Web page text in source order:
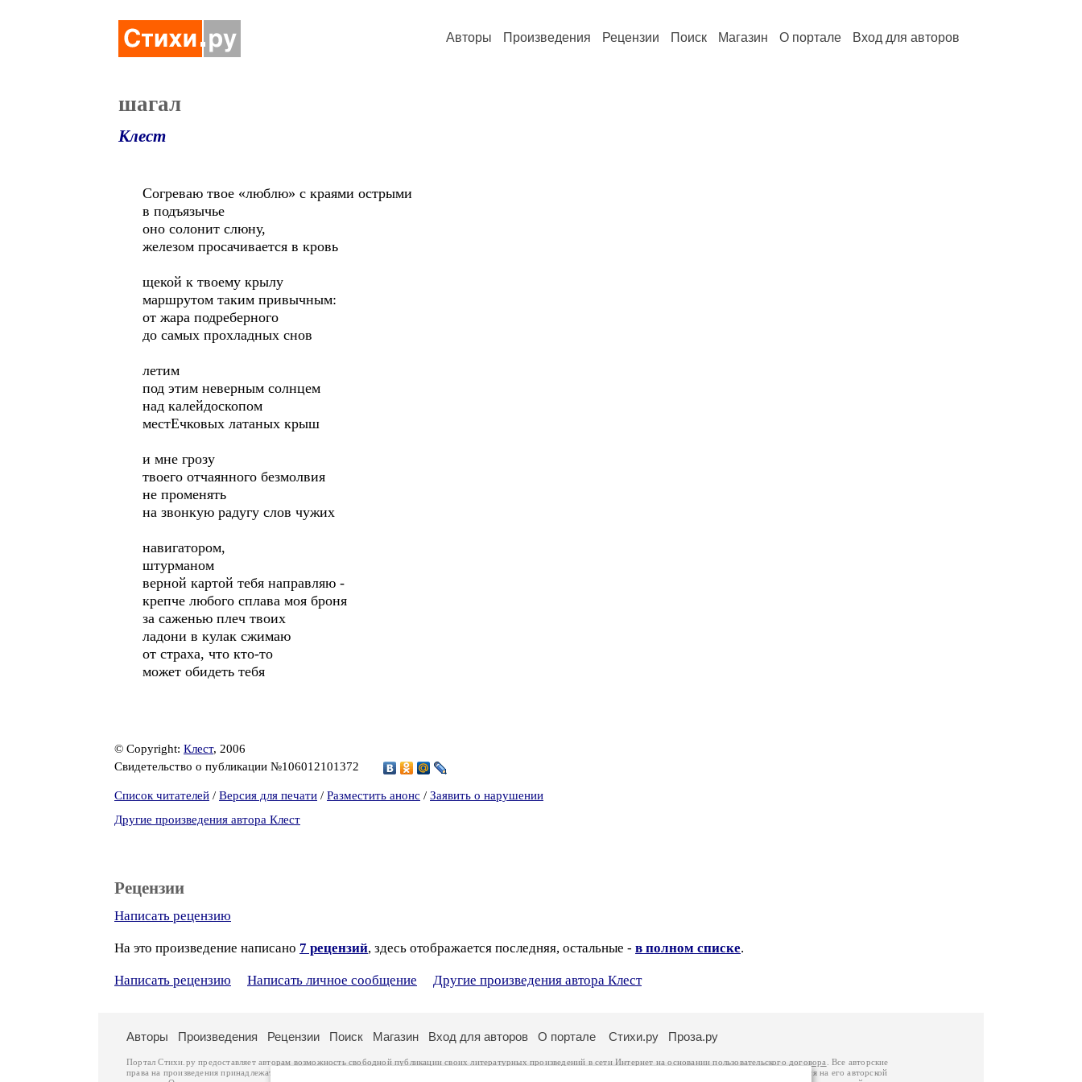
Авторы Произведения Рецензии Поиск Магазин О портале Вход для авторов
шагал
Клест
Согреваю твое «люблю» с краями острыми
в подъязычье
оно солонит слюну,
железом просачивается в кровь
щекой к твоему крылу
маршрутом таким привычным:
от жара подреберного
до самых прохладных снов
летим
под этим неверным солнцем
над калейдоскопом
местЕчковых латаных крыш
и мне грозу
твоего отчаянного безмолвия
не променять
на звонкую радугу слов чужих
навигатором,
штурманом
верной картой тебя направляю -
крепче любого сплава моя броня
за саженью плеч твоих
ладони в кулак сжимаю
от страха, что кто-то
может обидеть тебя
© Copyright: Клест, 2006
Свидетельство о публикации №106012101372
Список читателей / Версия для печати / Разместить анонс / Заявить о нарушении
Другие произведения автора Клест
Рецензии
Написать рецензию
На это произведение написано 7 рецензий, здесь отображается последняя, остальные - в полном списке.
Написать рецензию Написать личное сообщение Другие произведения автора Клест
Авторы Произведения Рецензии Поиск Магазин Вход для авторов О портале Стихи.ру Проза.ру
Портал Стихи.ру предоставляет авторам возможность свободной публикации своих литературных произведений в сети Интернет на основаниипользовательского договора
. Все авторские
права на произведения принадлежат авторам и охраняются
. Перепечатка произведений возможна только с согласия его автора, к которому вы можете обратиться на его авторской